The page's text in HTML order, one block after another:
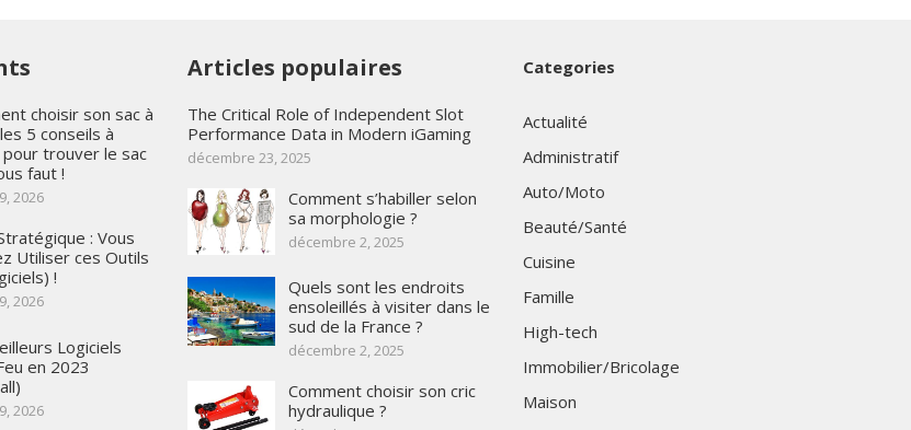
choisir son sac à
5 conseils à
trouver le sac
faut !
2026
: Vous
Utiliser ces Outils
!
2026
Logiciels
en 2023
2026
Articles populaires
The Critical Role of Independent Slot
Performance Data in Modern iGaming
décembre 23, 2025
Comment s’habiller selon
sa morphologie ?
décembre 2, 2025
Quels sont les endroits
ensoleillés à visiter dans le
sud de la France ?
décembre 2, 2025
Comment choisir son cric
hydraulique ?
Categories
Actualité
Administratif
Auto/Moto
Beauté/Santé
Cuisine
Famille
High-tech
Immobilier/Bricolage
Maison